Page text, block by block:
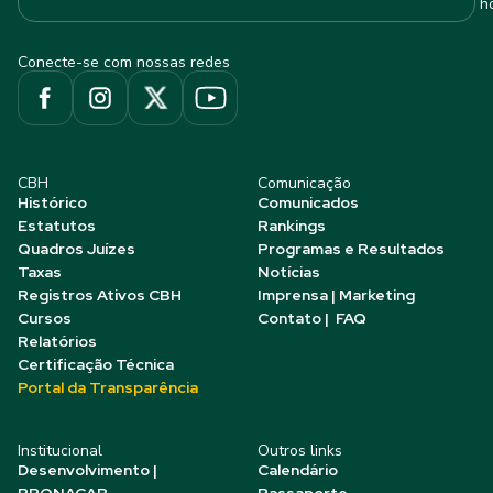
Conecte-se com nossas redes
CBH
Histórico
Estatutos
Quadros Juízes
Taxas
Registros Ativos CBH
Cursos
Relatórios
Certificação Técnica
Portal da Transparência
Comunicação
Comunicados
Rankings
Programas e Resultados
Notícias
Imprensa | Marketing
Contato | FAQ
Institucional
Desenvolvimento |
Outros links
Calendário